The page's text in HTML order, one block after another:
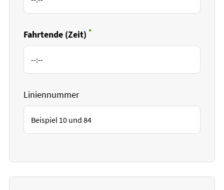
Fahrtende (Zeit) *
Pflichtfeld
Liniennummer